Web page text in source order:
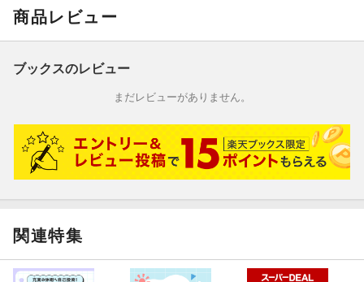
商品レビュー
ブックスのレビュー
まだレビューがありません。
関連特集